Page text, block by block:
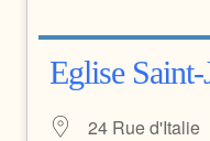
Eglise
24 Rue d'Italie